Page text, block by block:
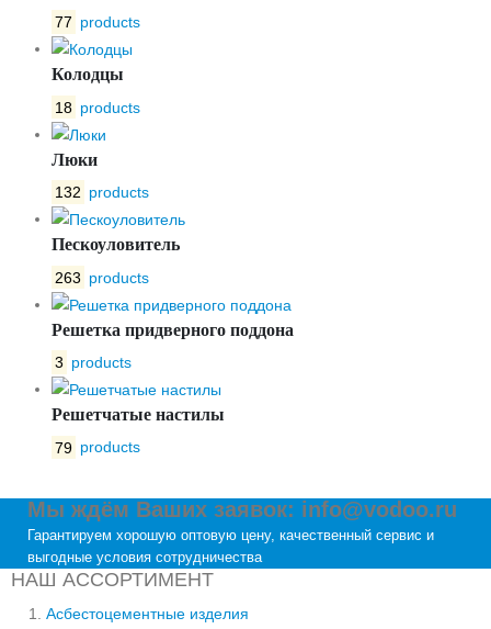
77 products
Колодцы
18 products
Люки
132 products
Пескоуловитель
263 products
Решетка придверного поддона
3 products
Решетчатые настилы
79 products
Мы ждём Ваших заявок: info@vodoo.ru
Гарантируем хорошую оптовую цену, качественный сервис и
выгодные условия сотрудничества
НАШ АССОРТИМЕНТ
Асбестоцементные изделия